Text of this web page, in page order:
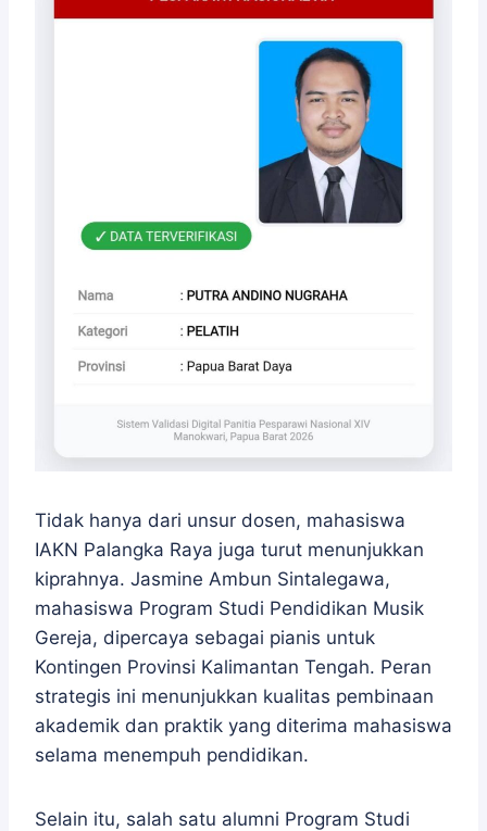
Tidak hanya dari unsur dosen, mahasiswa
IAKN Palangka Raya juga turut menunjukkan
kiprahnya. Jasmine Ambun Sintalegawa,
mahasiswa Program Studi Pendidikan Musik
Gereja, dipercaya sebagai pianis untuk
Kontingen Provinsi Kalimantan Tengah. Peran
strategis ini menunjukkan kualitas pembinaan
akademik dan praktik yang diterima mahasiswa
selama menempuh pendidikan.
Selain itu, salah satu alumni Program Studi